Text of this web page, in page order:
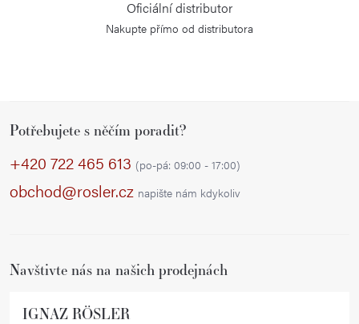
Oficiální distributor
Nakupte přímo od distributora
Potřebujete s něčím poradit?
+420 722 465 613 (po-pá: 09:00 - 17:00)
obchod@rosler.cz napište nám kdykoliv
Navštivte nás na našich prodejnách
IGNAZ RÖSLER